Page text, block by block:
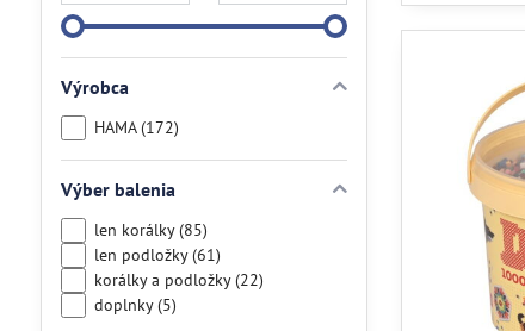
Výrobca
HAMA (172)
Výber balenia
len korálky (85)
len podložky (61)
korálky a podložky (22)
doplnky (5)